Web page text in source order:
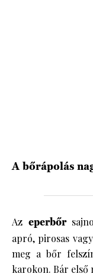
A bőrápolás
Az eperbőr
apró, pirosas
meg a bőr
karokon. Bár első